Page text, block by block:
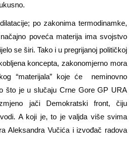
po zakonima termodinamke,
poveća materija ima svojstvo
se širi. Tako i u pregrijanoj političkoj
koncepta, zakonomjerno mora
“materijala” koje će neminovno
što je u slučaju Crne Gore GP URA
jači Demokratski front, čiju
A koji je, to je valjda više svima
Aleksandra Vučića i izvođač radova